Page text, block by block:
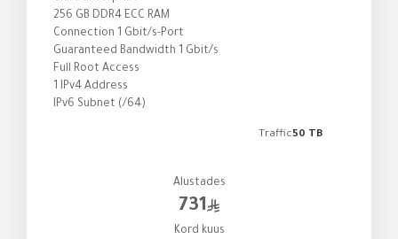
256 GB DDR4 ECC RAM
Connection 1 Gbit/s-Port
Guaranteed Bandwidth 1 Gbit/s
Full Root Access
1 IPv4 Address
IPv6 Subnet (/64)
Traffic50 TB
Alustades
731
Kord kuus